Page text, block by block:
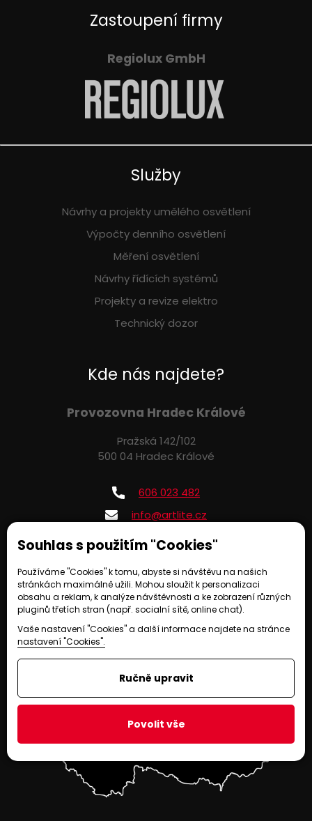
Souhlas s použitím "Cookies"
Používáme "Cookies" k tomu, abyste si návštěvu na našich
stránkách maximálně užili. Mohou sloužit k personalizaci
obsahu a reklam, k analýze návštěvnosti a ke zobrazení různých
pluginů třetích stran (např. socialní sítě, online chat).
Vaše nastavení "Cookies" a další informace najdete na stránce
nastavení "Cookies".
Ručně upravit
Povolit vše
Zastoupení firmy
Regiolux GmbH
Služby
Návrhy a projekty umělého osvětlení
Výpočty denního osvětlení
Měření osvětlení
Návrhy řídících systémů
Projekty a revize elektro
Technický dozor
Kde nás najdete?
Provozovna Hradec Králové
Pražská 142/102
500 04 Hradec Králové
606 023 482
info@artlite.cz
Provozováno na systému EasyWeb | Tvorba webových stránek ©2021
Technologies, s.r.o.|Nastavení soukromí